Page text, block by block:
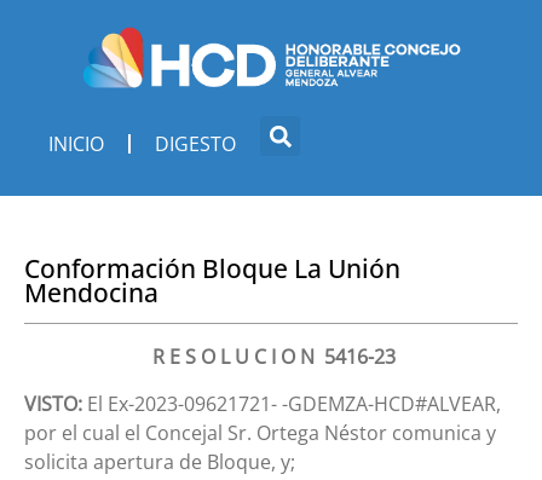
INICIO DIGESTO
Conformación Bloque La Unión
Mendocina
R E S O L U C I O N 5416-23
VISTO: El Ex-2023-09621721- -GDEMZA-HCD#ALVEAR,
por el cual el Concejal Sr. Ortega Néstor comunica y
solicita apertura de Bloque, y;